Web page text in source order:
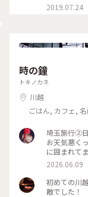
2019.07.24
時の鐘
トキノカネ
川越
ごはん, カフェ,
埼玉旅行②
お天気悪く
に囲まれて
💦 #時の鐘 #小江戸川越 #川越散策 #レトロ建物 #埼玉旅行
#20260606
2026.06.09
初めての川
敵でした！